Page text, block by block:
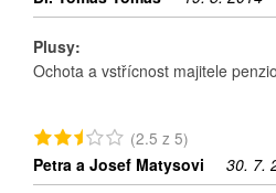
Plusy:
Ochota a vstřícnost majitele
(2.5 z 5)
Petra a Josef Matysovi
30. 7.